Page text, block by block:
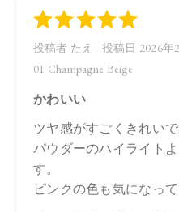
Biople 2026/2/17
※店舗での取り扱いや詳しい
舗にお問い合わせください。
※発売日は予告なく変更する
承ください。
※通常はご注文より１～３営
商品によっては、お届けまで
ますので予めご了承ください